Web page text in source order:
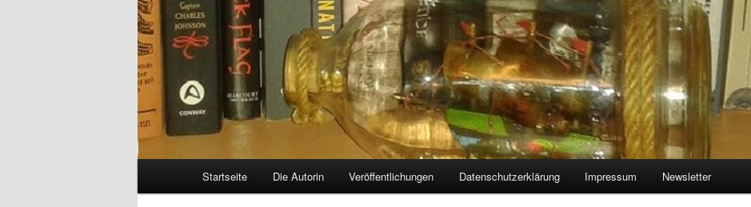
Zum
Startseite Die Autorin Veröffentlichungen Datenschutzerklärung Impressum Newsletter